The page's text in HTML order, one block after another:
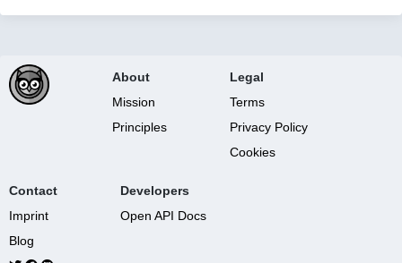
About
Mission
Principles
Legal
Terms
Privacy Policy
Cookies
Contact
Imprint
Blog
Developers
Open API Docs